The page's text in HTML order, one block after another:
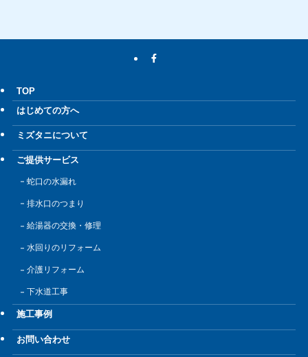
TOP
はじめての方へ
ミズタニについて
ご提供サービス
蛇口の水漏れ
排水口のつまり
給湯器の交換・修理
水回りのリフォーム
介護リフォーム
下水道工事
施工事例
お問い合わせ